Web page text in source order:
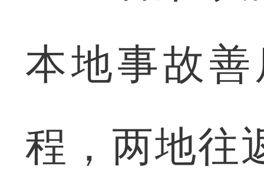
本地事故
程，两地往